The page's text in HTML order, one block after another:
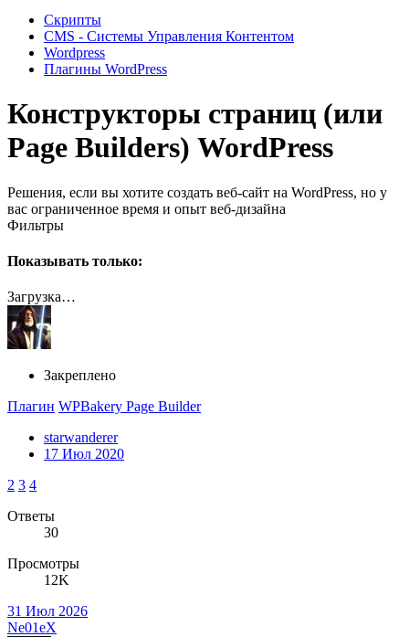
Скрипты
CMS - Системы Управления Контентом
Wordpress
Плагины WordPress
Конструкторы страниц (или
Page Builders) WordPress
Решения, если вы хотите создать веб-сайт на WordPress, но у
вас ограниченное время и опыт веб-дизайна
Фильтры
Показывать только:
Загрузка…
Закреплено
Плагин WPBakery Page Builder
starwanderer
17 Июл 2020
2 3 4
Ответы
30
Просмотры
12K
31 Июл 2026
Ne01eX